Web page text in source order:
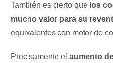
También es cierto que los
mucho valor para su
equivalentes con motor de
Precisamente elaumento